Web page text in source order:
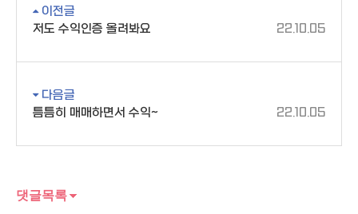
이전글
저도 수익인증 올려봐요
22.10.05
다음글
틈틈히 매매하면서 수익~
22.10.05
댓글목록